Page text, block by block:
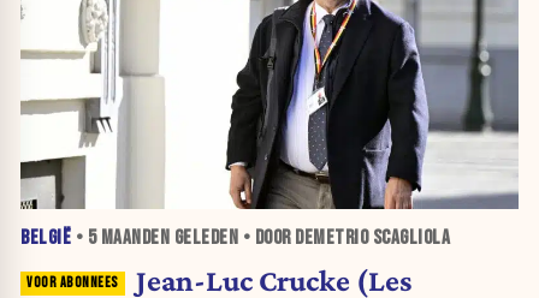
BELGIË • 5 MAANDEN GELEDEN • DOOR DEMETRIO SCAGLIOLA
Jean-Luc Crucke (Les